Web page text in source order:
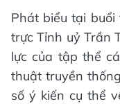
Phát biểu tại
trực Tỉnh uỷ Trần
lực của tập thể
thuật truyền
số ý kiến cụ thể